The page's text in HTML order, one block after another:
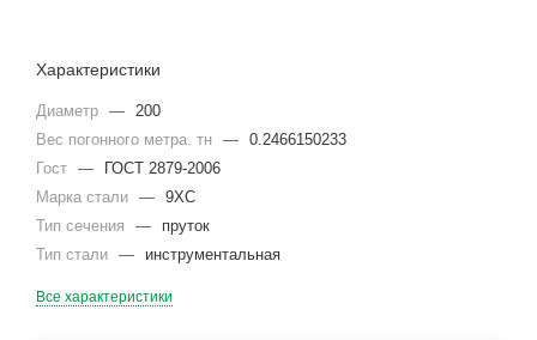
Характеристики
Диаметр — 200
Вес погонного метра. тн — 0.2466150233
Гост —
ГОСТ 2879-2006
Марка стали — 9ХС
Тип сечения
—
пруток
Тип стали — инструментальная
Все характеристики